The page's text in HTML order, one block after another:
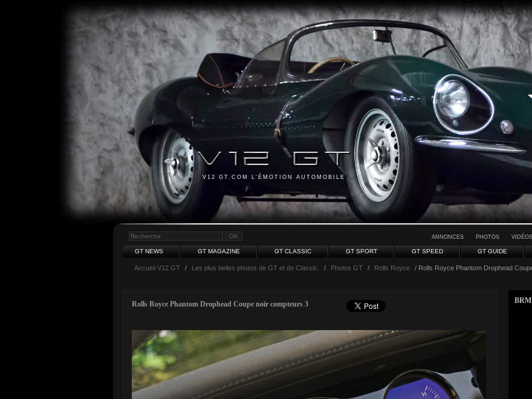
V12 GT.COM L'ÉMOTION AUTOMOBILE
ANNONCES PHOTOS VIDÉOS
GT NEWS GT MAGAZINE GT CLASSIC GT SPORT GT SPEED GT GUIDE
Accueil V12 GT / Les plus belles photos de GT et de Classic. / Photos GT / Rolls Royce / Rolls Royce Phantom Drophead
Rolls Royce Phantom Drophead Coupe noir compteurs 3 BRM